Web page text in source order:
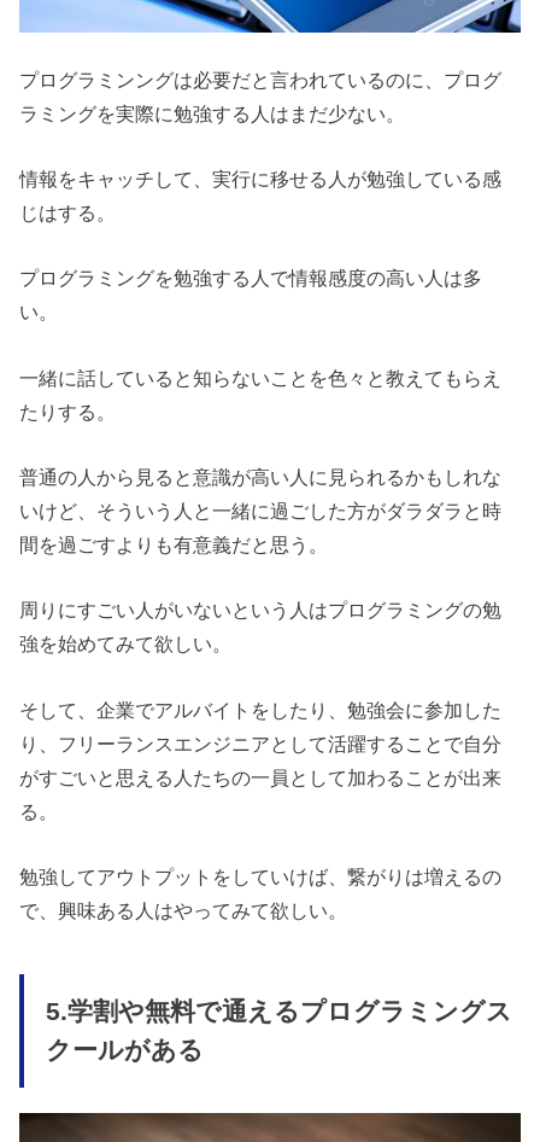
プログラミンングは必要だと言われているのに、プログ
ラミングを実際に勉強する人はまだ少ない。
情報をキャッチして、実行に移せる人が勉強している感
じはする。
プログラミングを勉強する人で情報感度の高い人は多
い。
一緒に話していると知らないことを色々と教えてもらえ
たりする。
普通の人から見ると意識が高い人に見られるかもしれな
いけど、そういう人と一緒に過ごした方がダラダラと時
間を過ごすよりも有意義だと思う。
周りにすごい人がいないという人はプログラミングの勉
強を始めてみて欲しい。
そして、企業でアルバイトをしたり、勉強会に参加した
り、フリーランスエンジニアとして活躍することで自分
がすごいと思える人たちの一員として加わることが出来
る。
勉強してアウトプットをしていけば、繋がりは増えるの
で、興味ある人はやってみて欲しい。
5.学割や無料で通えるプログラミングス
クールがある